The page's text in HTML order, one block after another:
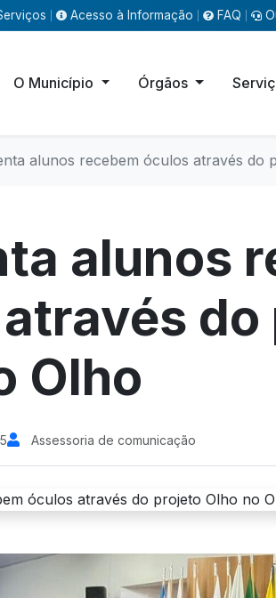
Acesso à Informação FAQ
O Município Órgãos
alunos recebem óculos através do
alunos
do
Olho
Assessoria de comunicação